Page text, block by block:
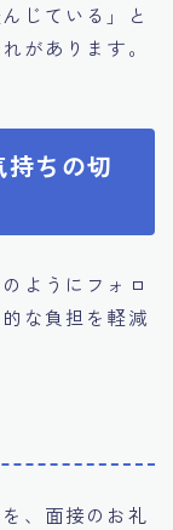
じている」と
があります。
ちの切
ようにフォロ
な負担を軽減
、面接のお礼